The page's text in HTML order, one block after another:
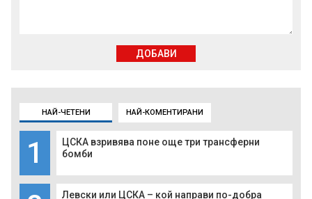
НАЙ-ЧЕТЕНИ НАЙ-КОМЕНТИРАНИ
1
ЦСКА взривява поне още три трансферни
бомби
Левски или ЦСКА – кой направи по-добра
ДОБАВИ